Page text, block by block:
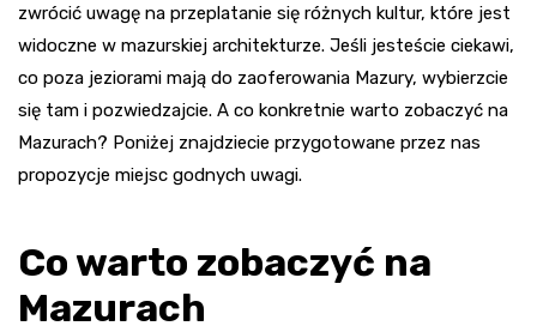
zwrócić uwagę na przeplatanie się różnych kultur, które jest
widoczne w mazurskiej architekturze. Jeśli jesteście ciekawi,
co poza jeziorami mają do zaoferowania Mazury, wybierzcie
się tam i pozwiedzajcie. A co konkretnie warto zobaczyć na
Mazurach? Poniżej znajdziecie przygotowane przez nas
propozycje miejsc godnych uwagi.
Co warto zobaczyć na
Mazurach